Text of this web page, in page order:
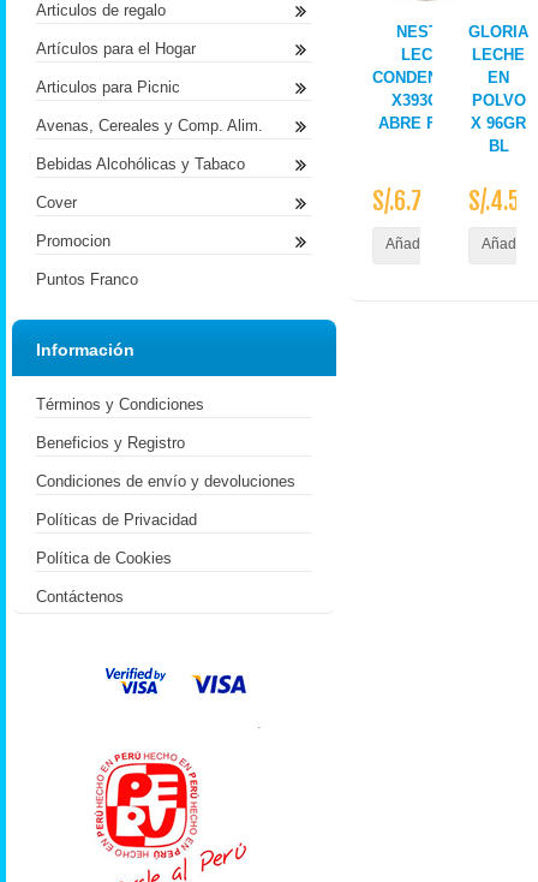
NESTLE
LECHE
CONDENSADA
X393G LT
ABRE FACIL-
S/.6.70
Añadir al Carrito
GLORIA
LECHE
EN
POLVO
X 96GR
BL
S/.4.50
Añadir
Articulos de regalo
Artículos para el Hogar
Articulos para Picnic
Avenas, Cereales y Comp. Alim.
Bebidas Alcohólicas y Tabaco
Cover
Promocion
Puntos Franco
Información
Términos y Condiciones
Beneficios y Registro
Condiciones de envío y devoluciones
Políticas de Privacidad
Política de Cookies
Contáctenos
.